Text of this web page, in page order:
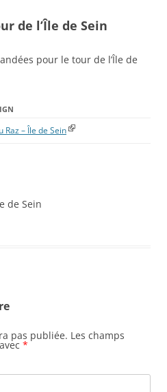
de l’Île de Sein
pour le tour de l’Île de
Raz – Île de Sein
de Sein
pas publiée. Les champs
*